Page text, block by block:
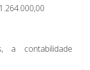
a contabilidade